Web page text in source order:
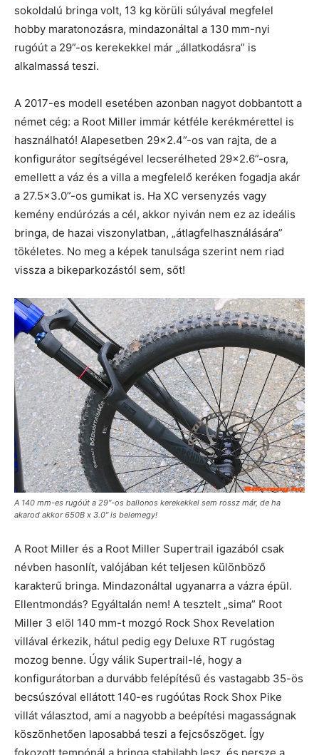
sokoldalú bringa volt, 13 kg körüli súlyával megfelel
hobby maratonozásra, mindazonáltal a 130 mm-nyi
rugóút a 29”-os kerekekkel már „állatkodásra” is
alkalmassá teszi.
A 2017-es modell esetében azonban nagyot dobbantott a
német cég: a Root Miller immár kétféle kerékmérettel is
használható! Alapesetben 29×2.4”-os van rajta, de a
konfigurátor segítségével lecserélheted 29×2.6”-osra,
emellett a váz és a villa a megfelelő keréken fogadja akár
a 27.5×3.0”-os gumikat is. Ha XC versenyzés vagy
kemény endúrózás a cél, akkor nyiván nem ez az ideális
bringa, de hazai viszonylatban, „átlagfelhasználására”
tökéletes. No meg a képek tanulsága szerint nem riad
vissza a bikeparkozástól sem, sőt!
A 140 mm-es rugóút a 29″-os ballonos kerekekkel sem rossz már, de ha
akarod akkor 650B x 3.0″ is belemegy!
A Root Miller és a Root Miller Supertrail igazából csak
névben hasonlít, valójában két teljesen különböző
karakterű bringa. Mindazonáltal ugyanarra a vázra épül.
Ellentmondás? Egyáltalán nem! A tesztelt „sima” Root
Miller 3 elöl 140 mm-t mozgó Rock Shox Revelation
villával érkezik, hátul pedig egy Deluxe RT rugóstag
mozog benne. Úgy válik Supertrail-lé, hogy a
konfigurátorban a durvább felépítésű és vastagabb 35-ös
becsúszóval ellátott 140-es rugóútas Rock Shox Pike
villát választod, ami a nagyobb a beépítési magasságnak
köszönhetően laposabbá teszi a fejcsőszöget. Így
fokozott tempónál a bringa stabilabb lesz, és persze a